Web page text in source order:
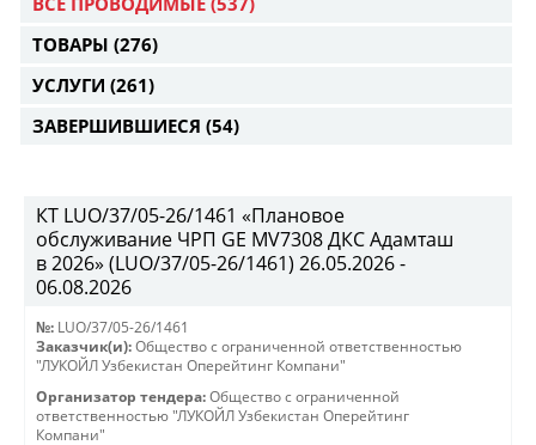
ТОВАРЫ (276)
УСЛУГИ (261)
ЗАВЕРШИВШИЕСЯ (54)
КТ LUO/37/05-26/1461 «Плановое
обслуживание ЧРП GE MV7308 ДКС Адамташ
в 2026» (LUO/37/05-26/1461) 26.05.2026 -
06.08.2026
№: LUO/37/05-26/1461
Заказчик(и): Общество с ограниченной ответственностью
"ЛУКОЙЛ Узбекистан Оперейтинг Компани"
Организатор тендера: Общество с ограниченной
ответственностью "ЛУКОЙЛ Узбекистан Оперейтинг
Компани"